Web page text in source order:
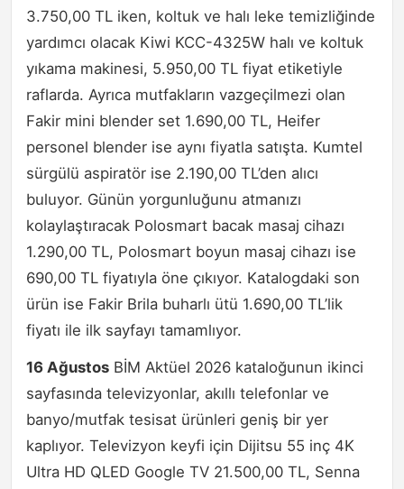
3.750,00 TL iken, koltuk ve halı leke temizliğinde
yardımcı olacak Kiwi KCC-4325W halı ve koltuk
yıkama makinesi, 5.950,00 TL fiyat etiketiyle
raflarda. Ayrıca mutfakların vazgeçilmezi olan
Fakir mini blender set 1.690,00 TL, Heifer
personel blender ise aynı fiyatla satışta. Kumtel
sürgülü aspiratör ise 2.190,00 TL’den alıcı
buluyor. Günün yorgunluğunu atmanızı
kolaylaştıracak Polosmart bacak masaj cihazı
1.290,00 TL, Polosmart boyun masaj cihazı ise
690,00 TL fiyatıyla öne çıkıyor. Katalogdaki son
ürün ise Fakir Brila buharlı ütü 1.690,00 TL’lik
fiyatı ile ilk sayfayı tamamlıyor.
16 Ağustos BİM Aktüel 2026 kataloğunun ikinci
sayfasında televizyonlar, akıllı telefonlar ve
banyo/mutfak tesisat ürünleri geniş bir yer
kaplıyor. Televizyon keyfi için Dijitsu 55 inç 4K
Ultra HD QLED Google TV 21.500,00 TL, Senna